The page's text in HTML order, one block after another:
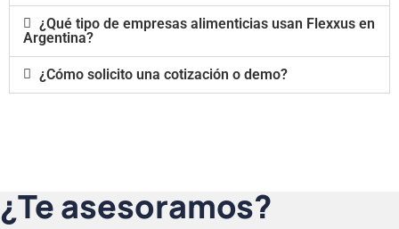
¿Qué tipo de empresas alimenticias usan Flexxus en
Argentina?
¿Cómo solicito una cotización o demo?
¿Te asesoramos?